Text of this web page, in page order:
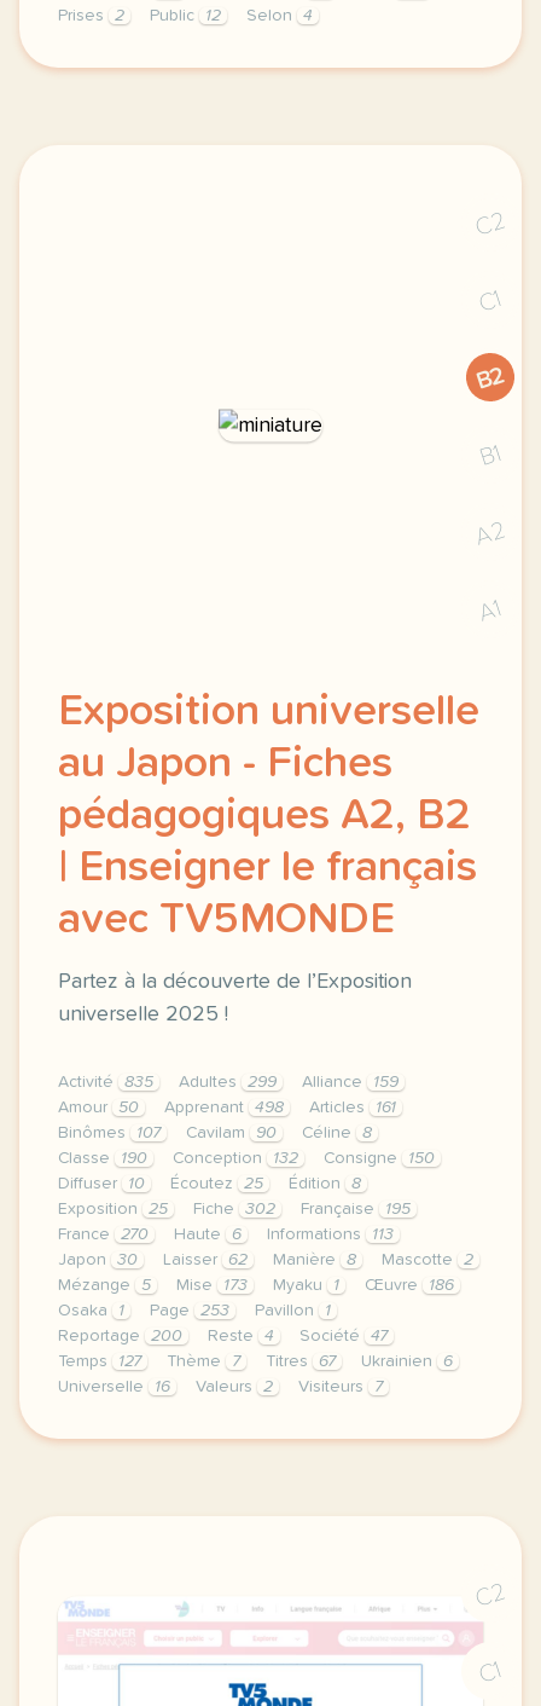
Prises
2 Public 12 Selon 4
exercice b1 combien ont coute les jeux
C2
C1
B2
B1
A2
A1
Exposition universelle
au Japon - Fiches
pédagogiques A2, B2
| Enseigner le français
avec TV5MONDE
Partez à la découverte de l’Exposition
universelle 2025 !
Activité 835 Adultes 299 Alliance
159
Amour
50 Apprenant 498 Articles
161
Binômes
107 Cavilam 90 Céline
8
Classe
190 Conception 132 Consigne
150
Diffuser
10 Écoutez 25 Édition
8
Exposition
25 Fiche 302 Française
195
France
270 Haute 6 Informations
113
Japon
30 Laisser 62 Manière 8 Mascotte
2
Mézange
5 Mise 173 Myaku 1 Œuvre
186
Osaka
1 Page 253 Pavillon
1
Reportage
200 Reste 4 Société
47
Temps
127 Thème 7 Titres 67 Ukrainien
6
Universelle
16 Valeurs 2 Visiteurs 7
le respect de votre vie privee est une priorite
C2
C1